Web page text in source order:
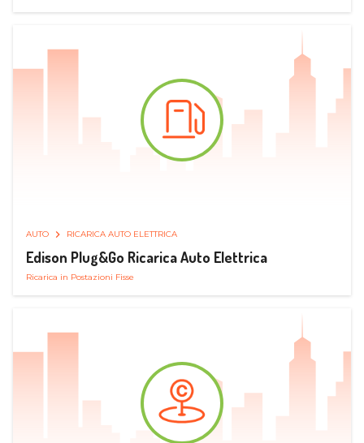
AUTO RICARICA AUTO ELETTRICA
Edison Plug&Go Ricarica Auto Elettrica
Ricarica in Postazioni Fisse